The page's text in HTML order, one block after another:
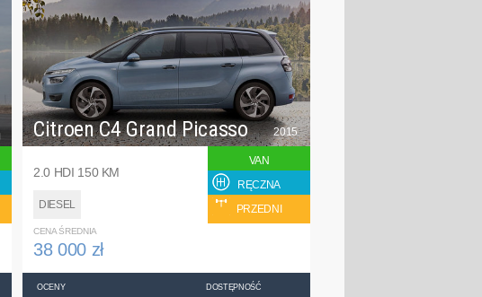
Citroen C4 Grand Picasso
2.0 HDI 150 KM
DIESEL
2015
VAN
RĘCZNA
PRZEDNI
CENA ŚREDNIA
38 000 zł
OCENY DOSTĘPNOŚĆ